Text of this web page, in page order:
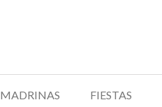
MADRINAS FIESTAS